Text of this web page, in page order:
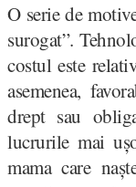
O serie de
surogat”.
costul este
asemenea,
drept sau
lucrurile mai
mama care